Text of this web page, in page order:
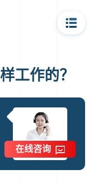
工作的？
在线咨询